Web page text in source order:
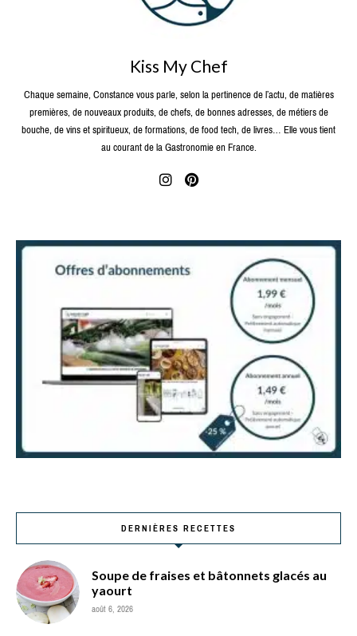
Kiss My Chef
Chaque semaine, Constance vous parle, selon la pertinence de l’actu, de matières
premières, de nouveaux produits, de chefs, de bonnes adresses, de métiers de
bouche, de vins et spiritueux, de formations, de food tech, de livres… Elle vous tient
au courant de la Gastronomie en France.
DERNIÈRES RECETTES
Soupe de fraises et bâtonnets glacés au
yaourt
août 6, 2026